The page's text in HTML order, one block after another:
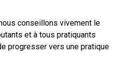
conseillons vivement le
et à tous pratiquants
progresser vers une pratique